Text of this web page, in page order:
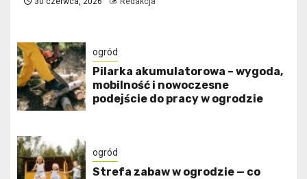
ogród
Pilarka akumulatorowa – wygoda,
mobilność i nowoczesne
podejście do pracy w ogrodzie
ogród
Strefa zabaw w ogrodzie — co